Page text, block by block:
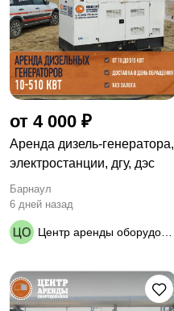
от 4 000 ₽
Apeндa дизель-генератора,
элeктрoстанции, дгу, дэc
Барнаул
6 дней назад